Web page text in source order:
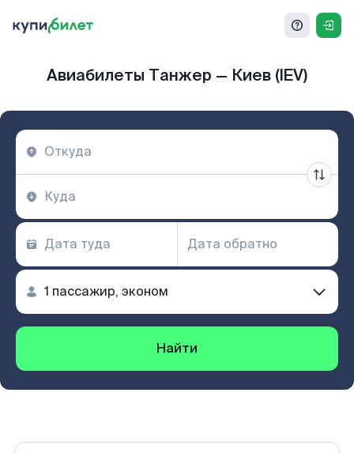
Авиабилеты Танжер — Киев (IEV)
Найти